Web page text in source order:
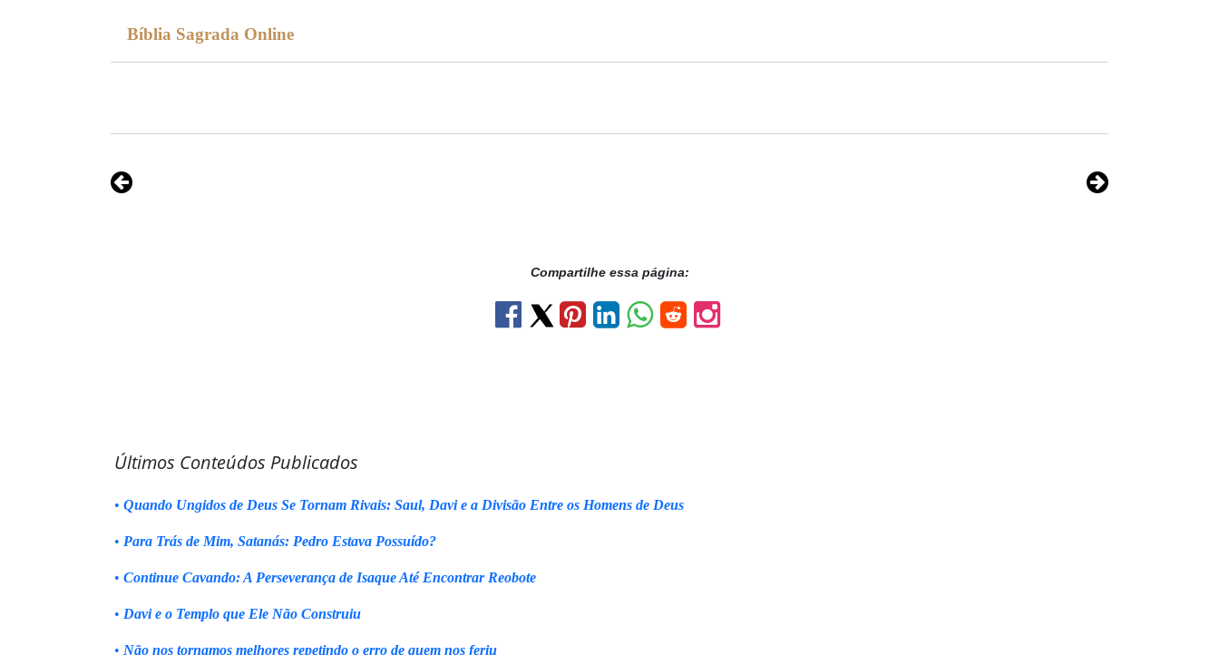
Bíblia Sagrada Online
Compartilhe essa página:
Últimos Conteúdos Publicados
• Quando Ungidos de Deus Se Tornam Rivais: Saul, Davi e a Divisão Entre os Homens de Deus
• Para Trás de Mim, Satanás: Pedro Estava Possuído?
• Continue Cavando: A Perseverança de Isaque Até Encontrar Reobote
• Davi e o Templo que Ele Não Construiu
• Não nos tornamos melhores repetindo o erro de quem nos feriu